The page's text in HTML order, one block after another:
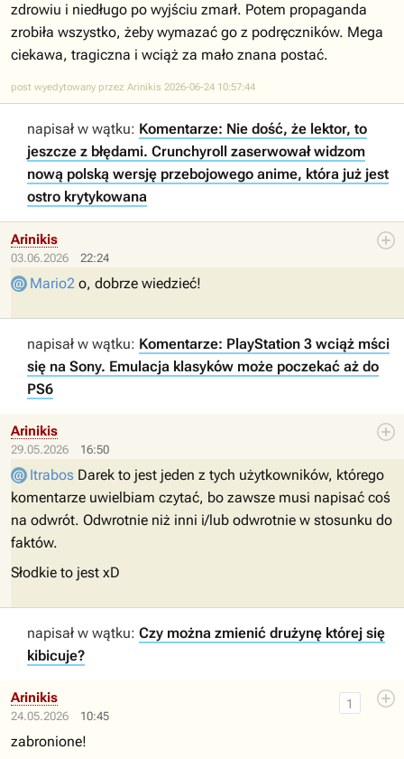
zdrowiu i niedługo po wyjściu zmarł. Potem propaganda
zrobiła wszystko, żeby wymazać go z podręczników. Mega
ciekawa, tragiczna i wciąż za mało znana postać.
post wyedytowany przez Arinikis 2026-06-24 10:57:44
napisał w wątku: Komentarze: Nie dość, że lektor, to
jeszcze z błędami. Crunchyroll zaserwował widzom
nową polską wersję przebojowego anime, która już jest
ostro krytykowana
03.06.2026 22:24
Arinikis
Mario2 o, dobrze wiedzieć!
napisał w wątku: Komentarze: PlayStation 3 wciąż mści
się na Sony. Emulacja klasyków może poczekać aż do
PS6
29.05.2026 16:50
Arinikis
Itrabos Darek to jest jeden z tych użytkowników, którego
komentarze uwielbiam czytać, bo zawsze musi napisać coś
na odwrót. Odwrotnie niż inni i/lub odwrotnie w stosunku do
faktów.
Słodkie to jest xD
napisał w wątku: Czy można zmienić drużynę której się
kibicuje?
24.05.2026 10:45
1
Arinikis
zabronione!